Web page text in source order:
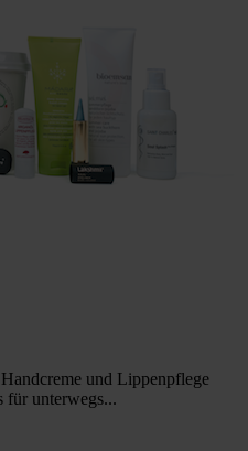
und Lippenpflege
für unterwegs...